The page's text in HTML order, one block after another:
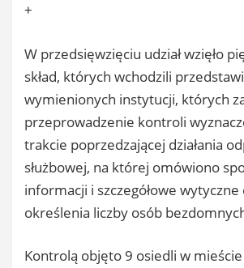
+
W przedsięwzięciu udział wzięło
skład, których wchodzili
wymienionych instytucji, których
przeprowadzenie kontroli
trakcie poprzedzającej działania
służbowej, na której omówiono
informacji i szczegółowe wytyczne
określenia liczby osób
Kontrolą objęto 9 osiedli w